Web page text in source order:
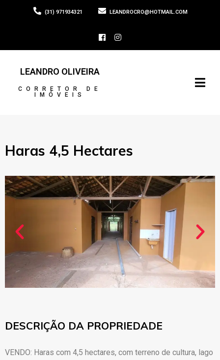
(31) 971934321 LEANDROCRO@HOTMAIL.COM
LEANDRO OLIVEIRA
CORRETOR DE
IMÓVEIS
Haras 4,5 Hectares
DESCRIÇÃO DA PROPRIEDADE
VENDO: Haras com 4,5 hectares, com terreno de cultura, lago